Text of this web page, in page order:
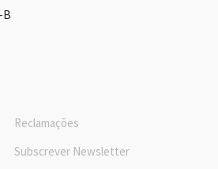
B
Reclamações
Subscrever Newsletter